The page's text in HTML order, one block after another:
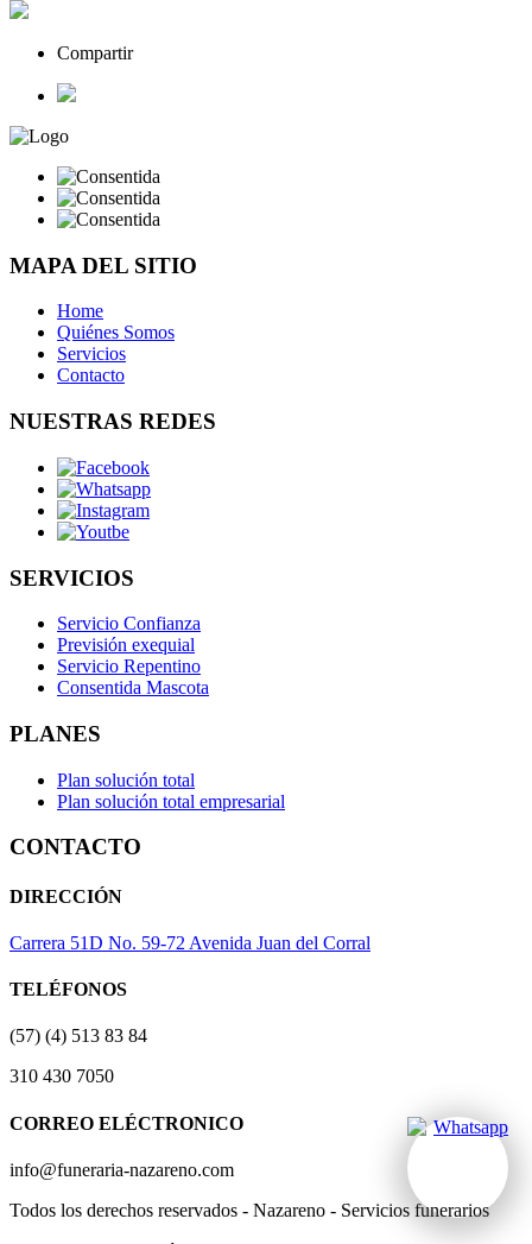
Compartir
MAPA DEL SITIO
Home
Quiénes Somos
Servicios
Contacto
NUESTRAS REDES
SERVICIOS
Servicio Confianza
Previsión exequial
Servicio Repentino
Consentida Mascota
PLANES
Plan solución total
Plan solución total empresarial
CONTACTO
DIRECCIÓN
Carrera 51D No. 59-72 Avenida Juan del Corral
TELÉFONOS
(57) (4) 513 83 84
310 430 7050
CORREO ELÉCTRONICO
info@funeraria-nazareno.com
Todos los derechos reservados - Nazareno - Servicios funerarios